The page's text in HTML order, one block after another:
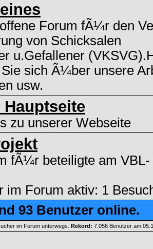
Forum fÃ¼r den
von Schicksalen
u.Gefallener
Sie sich Ã¼ber unsere
usw.
Hauptseite
zu unserer Webseite
fÃ¼r beteiligte am VBL-
im Forum aktiv: 1
93 Benutzer online.
im Forum unterwegs. Rekord: 7.056 Benutzer am